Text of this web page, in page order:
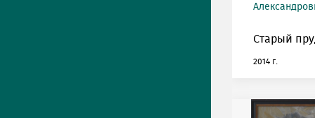
Старый
2014 г.